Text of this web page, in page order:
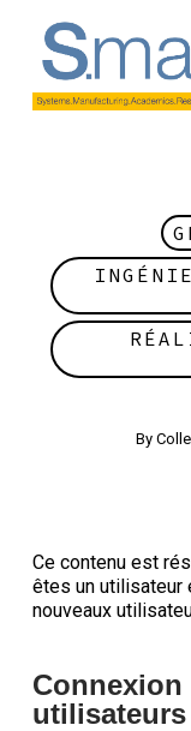
content
By
Ce contenu est
êtes un utilisateur
nouveaux